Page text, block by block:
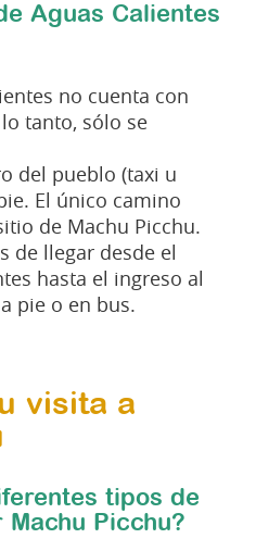
Aguas Calientes
no cuenta con
tanto, sólo se
del pueblo (taxi u
El único camino
de Machu Picchu.
de llegar desde el
hasta el ingreso al
pie o en bus.
visita a
tipos de
Picchu?